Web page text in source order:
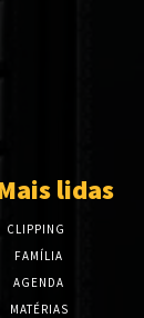
lidas
CLIPPING
FAMÍLIA
AGENDA
MATÉRIAS